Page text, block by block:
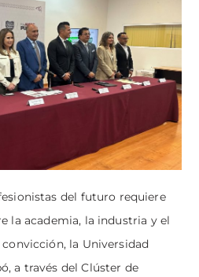
del futuro requiere
la academia, la industria y el
la Universidad
a través del Clúster de